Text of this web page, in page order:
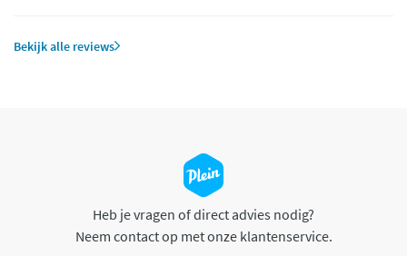
Bekijk alle reviews
Heb je vragen of direct advies nodig?
Neem contact op met onze klantenservice.